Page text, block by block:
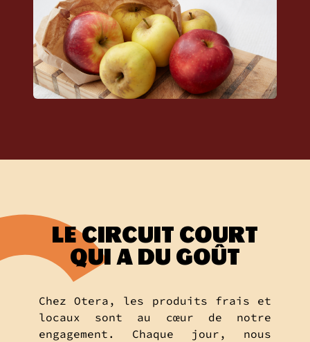
LE CIRCUIT COURT
QUI A DU GOÛT
Chez Otera, les produits frais et
locaux sont au cœur de notre
engagement. Chaque jour, nous